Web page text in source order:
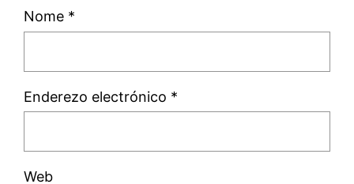
Nome *
Enderezo electrónico *
Web